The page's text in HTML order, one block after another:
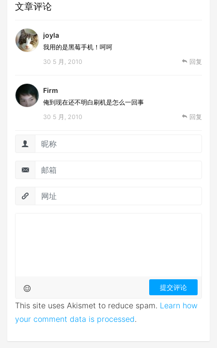
文章评论
joyla
我用的是黑莓手机！呵呵
30 5 月, 2010 回复
Firm
俺到现在还不明白刷机是怎么一回事
30 5 月, 2010 回复
This site uses Akismet to reduce spam. Learn how
your comment data is processed.